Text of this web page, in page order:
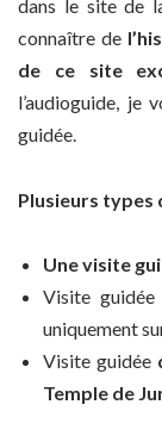
dans le site de
connaître de
de ce site
l’audioguide, je
guidée.
Plusieurs types
Une visite
Visite guidée
uniquement
Visite guidée
Temple de